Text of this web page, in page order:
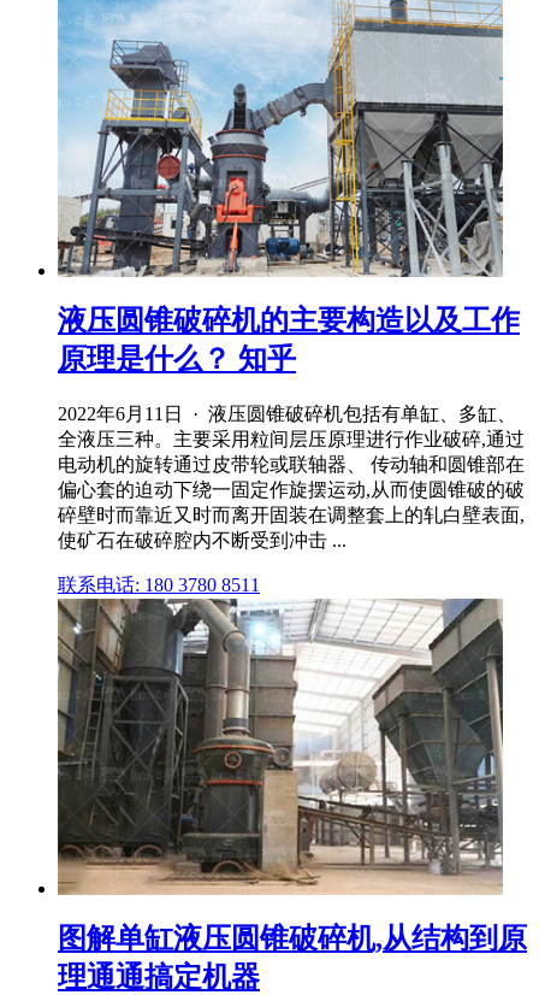
液压圆锥破碎机的主要构造以及工作
原理是什么？ 知乎
2022年6月11日 · 液压圆锥破碎机包括有单缸、多缸、
全液压三种。主要采用粒间层压原理进行作业破碎,通过
电动机的旋转通过皮带轮或联轴器、 传动轴和圆锥部在
偏心套的迫动下绕一固定作旋摆运动,从而使圆锥破的破
碎壁时而靠近又时而离开固装在调整套上的轧白壁表面,
使矿石在破碎腔内不断受到冲击 ...
联系电话: 180 3780 8511
图解单缸液压圆锥破碎机,从结构到原
理通通搞定机器